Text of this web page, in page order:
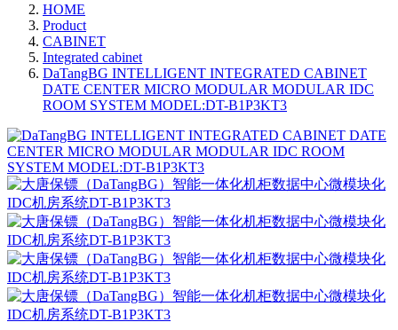
HOME
Product
CABINET
Integrated cabinet
DaTangBG INTELLIGENT INTEGRATED CABINET
DATE CENTER MICRO MODULAR MODULAR IDC
ROOM SYSTEM MODEL:DT-B1P3KT3